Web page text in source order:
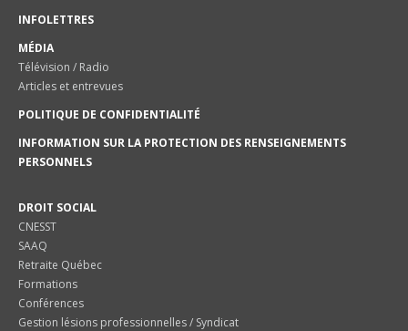
INFOLETTRES
MÉDIA
Télévision / Radio
Articles et entrevues
POLITIQUE DE CONFIDENTIALITÉ
INFORMATION SUR LA PROTECTION DES RENSEIGNEMENTS
PERSONNELS
DROIT SOCIAL
CNESST
SAAQ
Retraite Québec
Formations
Conférences
Gestion lésions professionnelles / Syndicat